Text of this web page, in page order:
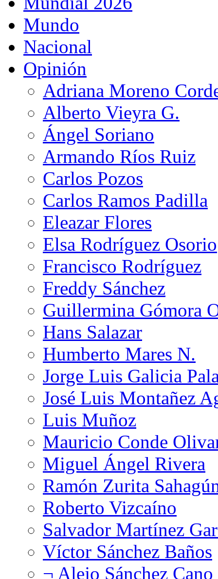
Mundo
Nacional
Opinión
Adriana Moreno
Alberto Vieyra G.
Ángel Soriano
Armando Ríos Ruiz
Carlos Pozos
Carlos Ramos Padilla
Eleazar Flores
Elsa Rodríguez Osorio
Francisco Rodríguez
Freddy Sánchez
Guillermina Gómora
Hans Salazar
Humberto Mares N.
Jorge Luis Galicia
José Luis Montañez
Luis Muñoz
Mauricio Conde
Miguel Ángel Rivera
Ramón Zurita
Roberto Vizcaíno
Salvador Martínez
Víctor Sánchez Baños
¬ Alejo Sánchez Cano